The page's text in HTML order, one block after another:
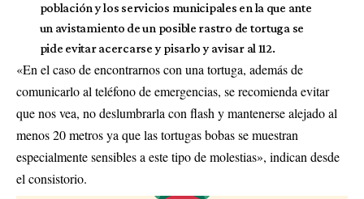
población y los servicios municipales en la que ante
un avistamiento de un posible rastro de tortuga se
pide evitar acercarse y pisarlo y avisar al 112.
«En el caso de encontrarnos con una tortuga, además de
comunicarlo al teléfono de emergencias, se recomienda evitar
que nos vea, no deslumbrarla con flash y mantenerse alejado al
menos 20 metros ya que las tortugas bobas se muestran
especialmente sensibles a este tipo de molestias», indican desde
el consistorio.